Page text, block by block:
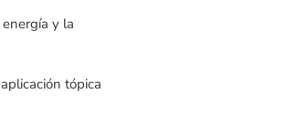
y la
tópica